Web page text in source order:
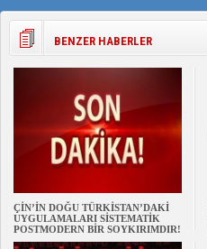
BENZER HABERLER
ÇİN’İN DOĞU TÜRKİSTAN’DAKİ
UYGULAMALARI SİSTEMATİK
POSTMODERN BİR SOYKIRIMDIR!